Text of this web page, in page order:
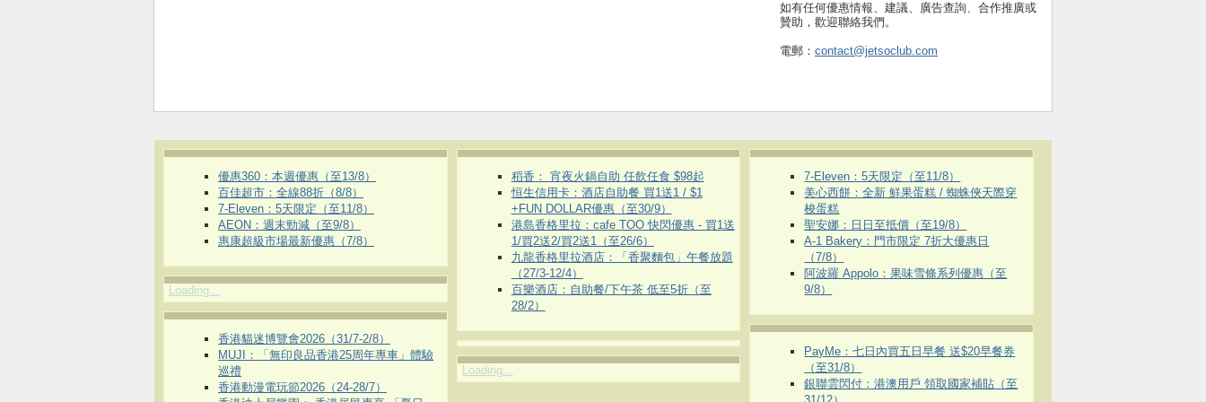
如有任何優惠情報、建議、廣告查詢、合作推廣或
贊助，歡迎聯絡我們。
電郵： contact@jetsoclub.com
優惠360：本週優惠（至13/8）
百佳超市：全線88折（8/8）
7-Eleven：5天限定（至11/8）
AEON：週末勁減（至9/8）
惠康超級市場最新優惠（7/8）
Loading...
香港貓迷博覽會2026（31/7-2/8）
MUJI：「無印良品香港25周年專車」體驗
巡禮
香港動漫電玩節2026（24-28/7）
稻香： 宵夜火鍋自助 任飲任食 $98起
恒生信用卡：酒店自助餐 買1送1 / $1
+FUN DOLLAR優惠（至30/9）
港島香格里拉：cafe TOO 快閃優惠 - 買1送
1/買2送2/買2送1（至26/6）
九龍香格里拉酒店：「香聚麵包」午餐放題
（27/3-12/4）
百樂酒店：自助餐/下午茶 低至5折（至
28/2）
Loading...
7-Eleven：5天限定（至11/8）
美心西餅：全新 鮮果蛋糕 / 蜘蛛俠天際穿
梭蛋糕
聖安娜：日日至抵價（至19/8）
A-1 Bakery：門市限定 7折大優惠日
（7/8）
阿波羅 Appolo：果味雪條系列優惠（至
9/8）
PayMe：七日內買五日早餐 送$20早餐券
（至31/8）
銀聯雲閃付：港澳用戶 領取國家補貼（至